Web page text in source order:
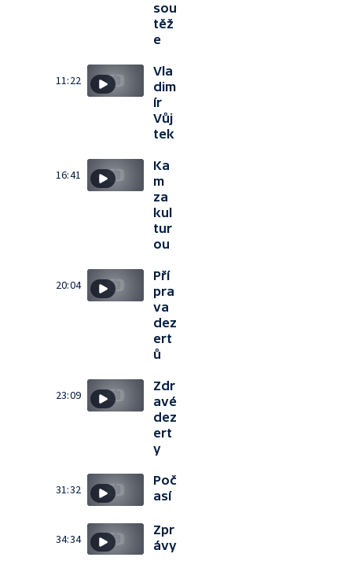
sou
těž
e
11:22
Vla
dim
ír
Vůj
tek
16:41
Ka
m
za
kul
tur
ou
20:04
Pří
pra
va
dez
ert
ů
23:09
Zdr
avé
dez
ert
y
31:32
Poč
así
34:34
Zpr
ávy